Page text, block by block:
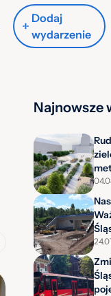
Dodaj
wydarzenie
Najnowsze